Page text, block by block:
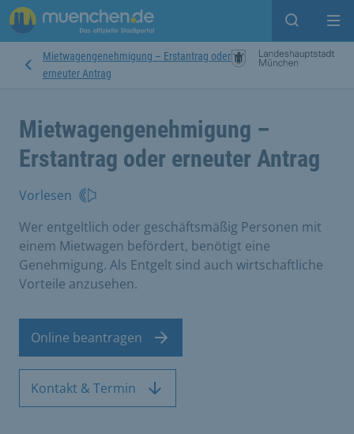
Suche
Mietwagengenehmigung – Erstantrag oder
erneuter Antrag
Mietwagengenehmigung –
Erstantrag oder erneuter Antrag
Vorlesen
Wer entgeltlich oder geschäftsmäßig Personen mit
einem Mietwagen befördert, benötigt eine
Genehmigung. Als Entgelt sind auch wirtschaftliche
Vorteile anzusehen.
Online beantragen
Kontakt & Termin